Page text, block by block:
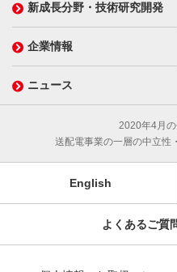
新成長分野・技術研究開発
企業情報
ニュース
2020年4月の
送配電事業の一層の中立性
English
よくあるご質